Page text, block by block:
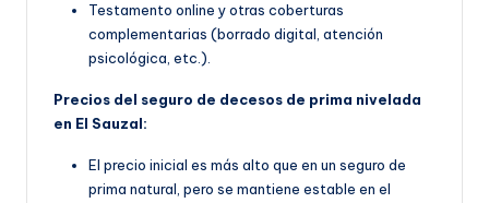
Testamento online y otras coberturas
complementarias (borrado digital, atención
psicológica, etc.).
Precios del seguro de decesos de prima nivelada
en El Sauzal:
El precio inicial es más alto que en un seguro de
prima natural, pero se mantiene estable en el